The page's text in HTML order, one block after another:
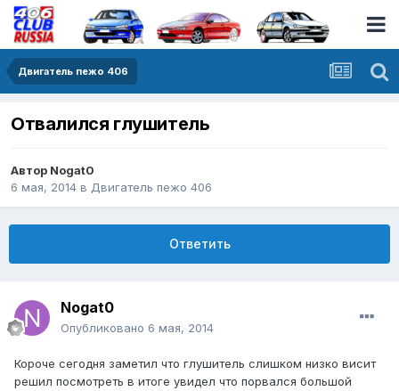
Двигатель пежо 406
Отвалился глушитель
Автор Nogat0
6 мая, 2014 в Двигатель пежо 406
Ответить
Nogat0
Опубликовано 6 мая, 2014
Короче сегодня заметил что глушитель слишком низко висит
решил посмотреть в итоге увидел что порвался большой